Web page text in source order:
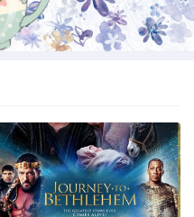
2024年 惊天激战 Land of Bad 高清电影BT下载